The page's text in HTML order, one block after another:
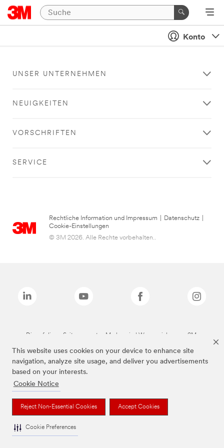
This website uses cookies on your device to enhance site
navigation, analyze site usage, and deliver you advertisements
based on your interests.
Cookie Notice
Reject Non-Essential Cookies Accept Cookies
Cookie Preferences
Konto
UNSER UNTERNEHMEN
NEUIGKEITEN
VORSCHRIFTEN
SERVICE
Rechtliche Information und Impressum Datenschutz
Cookie-Einstellungen
© 3M 2026. Alle Rechte vorbehalten..
Die auf dieser Seite genannten Marken sind Warenzeichen von 3M.